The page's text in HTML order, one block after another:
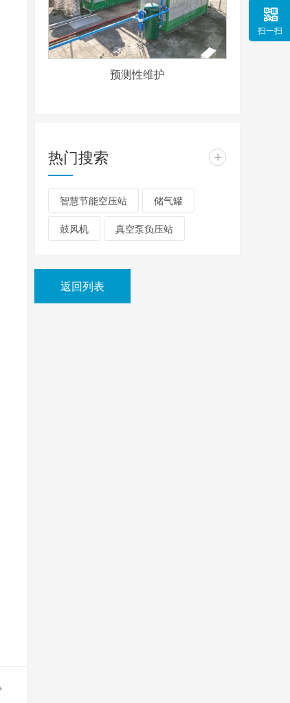
预测性维护
热门搜索 +
智慧节能空压站 储气罐
鼓风机 真空泵负压站
返回列表
扫一扫